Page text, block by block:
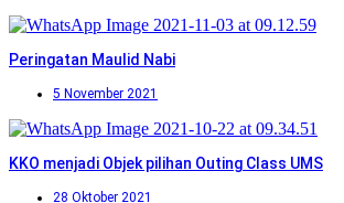
Peringatan Maulid Nabi
5 November 2021
KKO menjadi Objek pilihan Outing Class UMS
28 Oktober 2021